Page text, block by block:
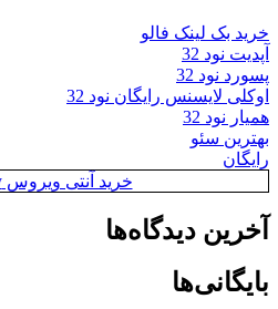
خرید بک لینک فالو
آپدیت نود 32
پسورد نود 32
اوکلی لایسنس رایگان نود 32
همیار نود 32
بهترین سئو
رایگان
خرید آنتی ویروس Kaspersky
آخرین دیدگاه‌ها
بایگانی‌ها